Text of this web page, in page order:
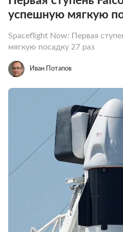
успешную мягкую
Spaceflight Now: Первая
мягкую посадку 27 раз
Иван Потапов